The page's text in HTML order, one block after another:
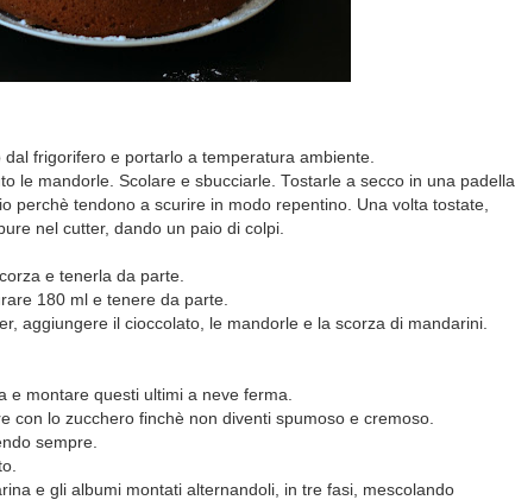
frigorifero e portarlo a temperatura ambiente.
le mandorle. Scolare e sbucciarle. Tostarle a secco in una padella
perchè tendono a scurire in modo repentino. Una volta tostate,
nel cutter, dando un paio di colpi.
e tenerla da parte.
180 ml e tenere da parte.
aggiungere il cioccolato, le mandorle e la scorza di mandarini.
e montare questi ultimi a neve ferma.
con lo zucchero finchè non diventi spumoso e cremoso.
sempre.
e gli albumi montati alternandoli, in tre fasi, mescolando